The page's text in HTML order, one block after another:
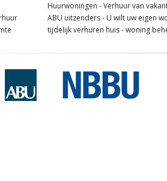
Huurwoningen -Verhuur van
ABU uitzenders - U wilt uw eigen
tijdelijk verhuren huis -woning